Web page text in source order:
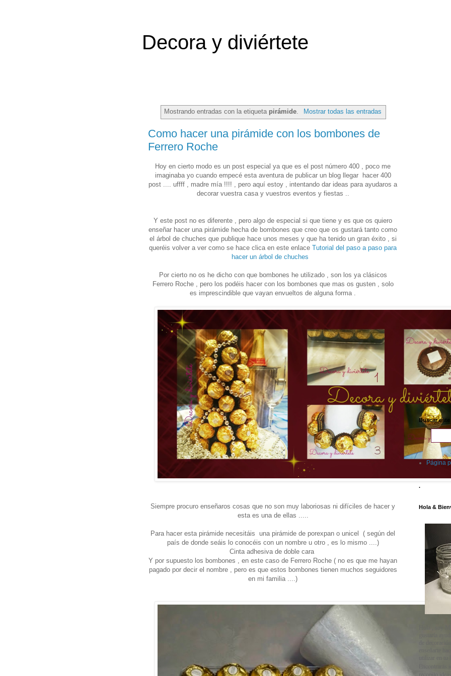
Decora y diviértete
Mostrando entradas con la etiqueta pirámide Mostrar todas las entradas
Como hacer una pirámide con los bombones de
Ferrero Roche
Hoy en cierto modo es un post especial ya que es el post número 400 , poco me
imaginaba yo cuando empecé esta aventura de publicar un blog llegar hacer 400
post .... uffff , madre mía !!!! , pero aquí estoy , intentando dar ideas para ayudaros a
decorar vuestra casa y vuestros eventos y fiestas ..
Y este post no es diferente , pero algo de especial si que tiene y es que os quiero
enseñar hacer una pirámide hecha de bombones que creo que os gustará tanto como
el árbol de chuches que publique hace unos meses y que ha tenido un gran éxito , si
queréis volver a ver como se hace clica en este enlace Tutorial del paso a paso para
hacer un árbol de chuches
Por cierto no os he dicho con que bombones he utilizado , son los ya clásicos
Ferrero Roche , pero los podéis hacer con los bombones que mas os gusten , solo
es imprescindible que vayan envueltos de alguna forma .
Siempre procuro enseñaros cosas que no son muy laboriosas ni difíciles de hacer y
esta es una de ellas .....
Para hacer esta pirámide necesitáis una pirámide de porexpan o unicel ( según del
país de donde seáis lo conocéis con un nombre u otro , es lo mismo ....)
Cinta adhesiva de doble cara
Y por supuesto los bombones , en este caso de Ferrero Roche ( no es que me hayan
pagado por decir el nombre , pero es que estos bombones tienen muchos seguidores
en mi familia ....)
Buscar
Página
.
Hola &